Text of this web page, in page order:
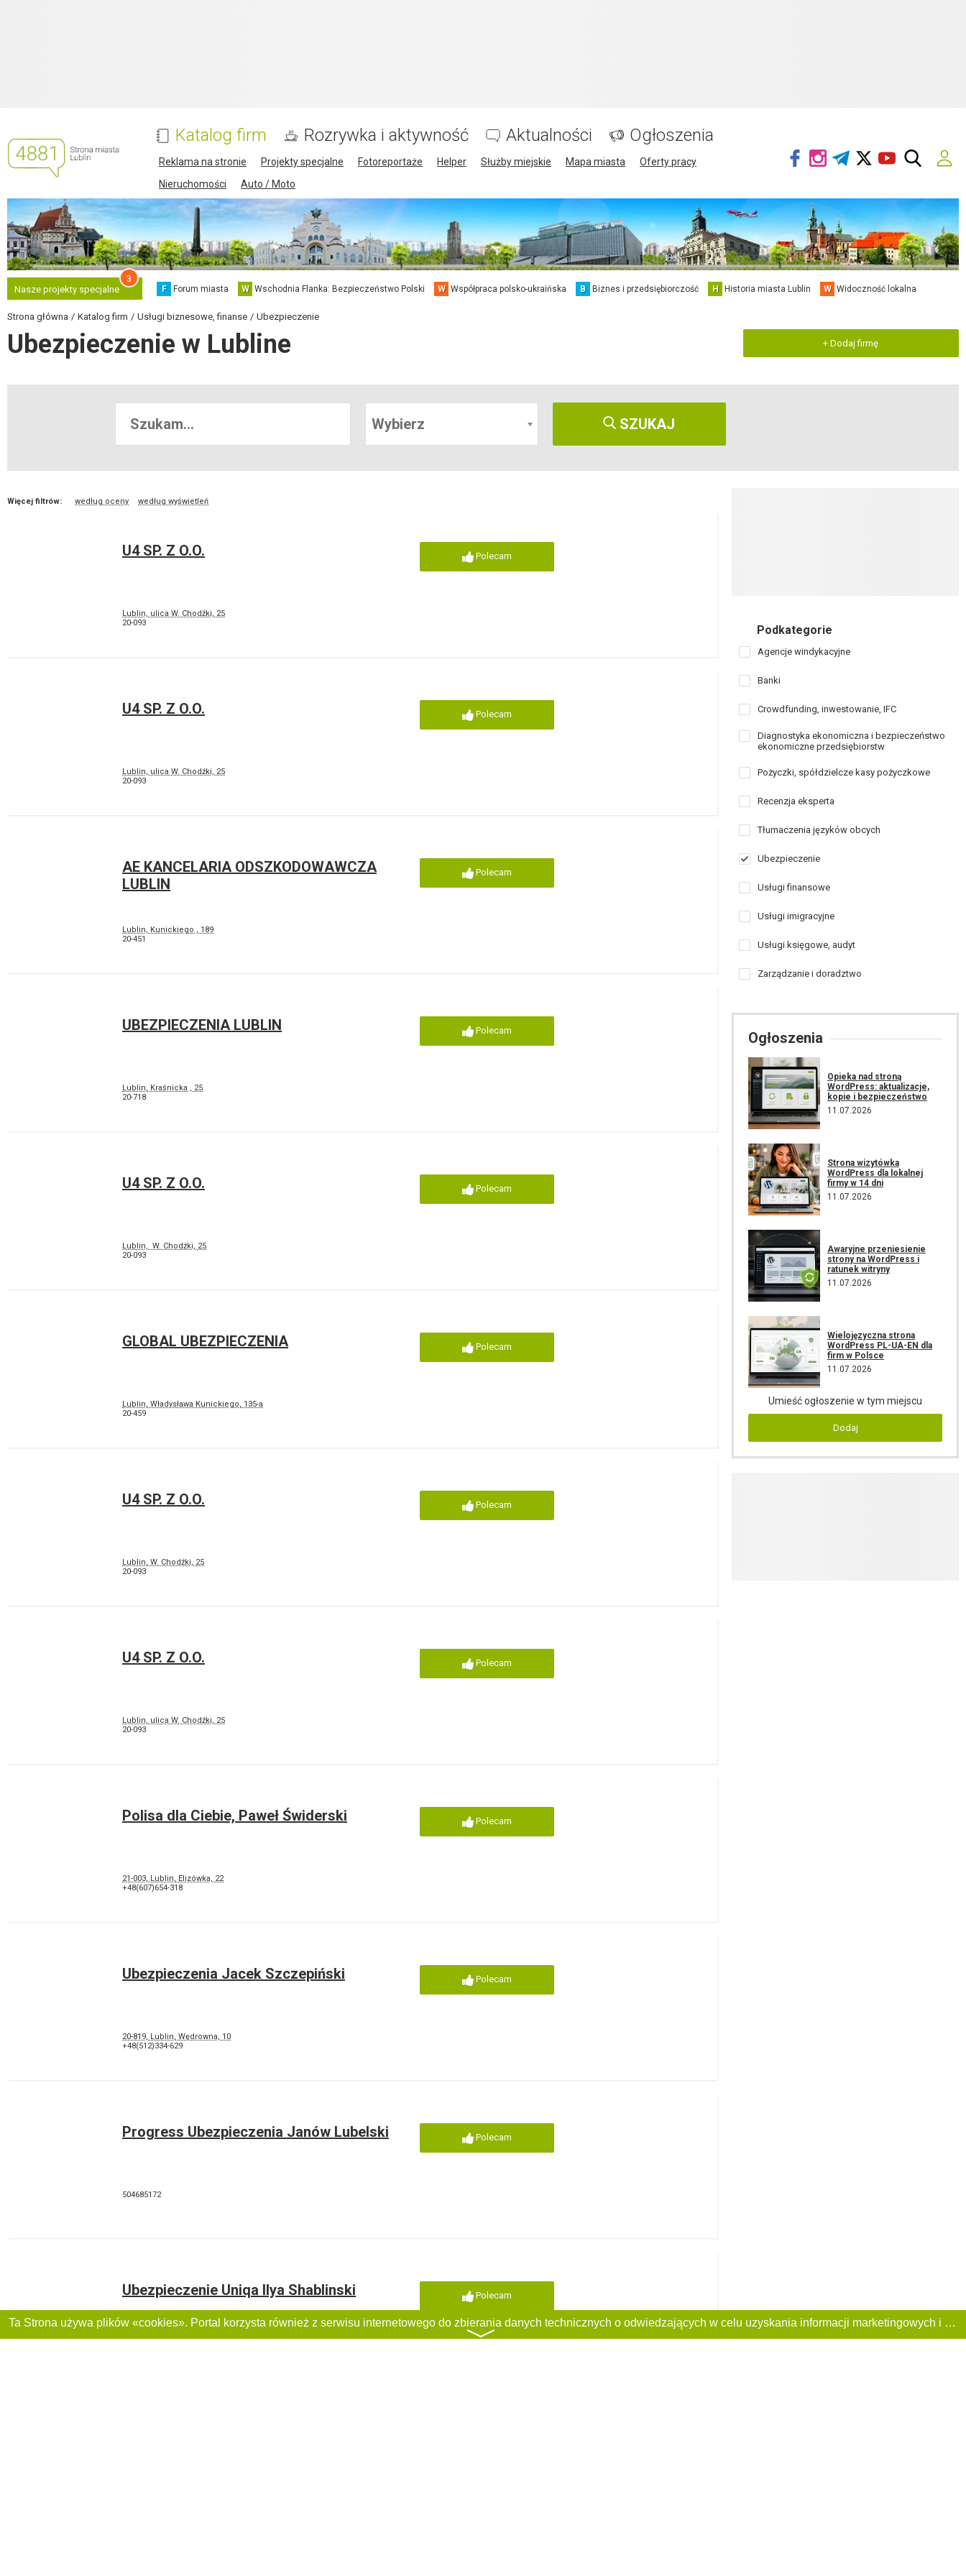
Katalog firm Rozrywka i aktywność Aktualności Ogłoszenia
Reklama na stronie Projekty specjalne Fotoreportaże Helper Służby miejskie Mapa miasta
Oferty pracy
Nieruchomości
Auto / Moto
Nasze projekty specjalne
3
F Forum miasta W Wschodnia Flanka: Bezpieczeństwo Polski W Współpraca polsko-ukraińska B Biznes i przedsiębiorczość H Historia miasta Lublin W Widoczność lokalna
Strona główna Katalog firm Usługi biznesowe, finanse Ubezpieczenie
Ubezpieczenie w Lubline + Dodaj firmę
Wybierz SZUKAJ
Więcej filtrów: według oceny według wyświetleń
U4 SP. Z O.O.
Lublin, ulica W. Chodźki, 25
20-093
Polecam
U4 SP. Z O.O.
Lublin, ulica W. Chodźki, 25
20-093
Polecam
AE KANCELARIA ODSZKODOWAWCZA
LUBLIN
Lublin, Kunickiego , 189
20-451
Polecam
UBEZPIECZENIA LUBLIN
Lublin, Kraśnicka , 25
20-718
Polecam
U4 SP. Z O.O.
Lublin, W. Chodźki, 25
20-093
Polecam
GLOBAL UBEZPIECZENIA
Lublin, Władysława Kunickiego, 135-a
20-459
Polecam
U4 SP. Z O.O.
Lublin, W. Chodźki, 25
20-093
Polecam
U4 SP. Z O.O.
Lublin, ulica W. Chodźki, 25
20-093
Polecam
Polisa dla Ciebie, Paweł Świderski
21-003, Lublin, Elizówka, 22
+48(607)654-318
Polecam
Ubezpieczenia Jacek Szczepiński
20-819, Lublin, Wędrowna, 10
+48(512)334-629
Polecam
Progress Ubezpieczenia Janów Lubelski
504685172
Polecam
Ubezpieczenie Uniqa Ilya Shablinski Polecam
Podkategorie
Agencje windykacyjne
Banki
Crowdfunding, inwestowanie, IFC
Diagnostyka ekonomiczna i bezpieczeństwo
ekonomiczne przedsiębiorstw
Pożyczki, spółdzielcze kasy pożyczkowe
Recenzja eksperta
Tłumaczenia języków obcych
Ubezpieczenie
Usługi finansowe
Usługi imigracyjne
Usługi księgowe, audyt
Zarządzanie i doradztwo
Ogłoszenia
Opieka nad stroną
WordPress: aktualizacje,
kopie i bezpieczeństwo
11.07.2026
Strona wizytówka
WordPress dla lokalnej
firmy w 14 dni
11.07.2026
Awaryjne przeniesienie
strony na WordPress i
ratunek witryny
11.07.2026
Wielojęzyczna strona
WordPress PL-UA-EN dla
firm w Polsce
11.07.2026
Umieść ogłoszenie w tym miejscu
Dodaj
Ta Strona używa plików «cookies». Portal korzysta również z serwisu internetowego do zbierania danych technicznych o odwiedzających w celu uzyskania informacji marketingowych i statystycznych. Warunki przetwarzania danych odwiedzających Stronę, patrz:
〉